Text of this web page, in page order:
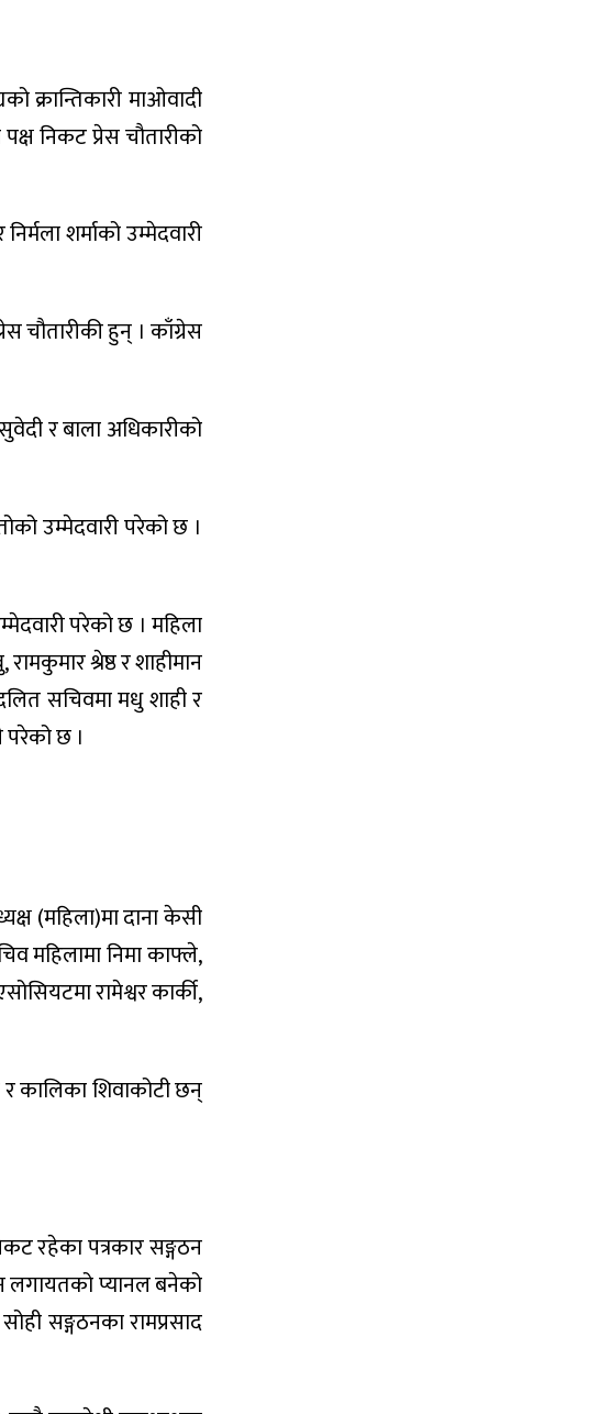
क्रान्तिकारी माओवादी
निकट प्रेस चौतारीको
शर्माको उम्मेदवारी
चौतारीकी हुन् । काँग्रेस
र बाला अधिकारीको
उम्मेदवारी परेको छ ।
परेको छ । महिला
श्रेष्ठ र शाहीमान
सचिवमा मधु शाही र
परेको छ ।
(महिला)मा दाना केसी
महिलामा निमा काफ्ले,
रामेश्वर कार्की,
कालिका शिवाकोटी छन्
रहेका पत्रकार सङ्गठन
लगायतको प्यानल बनेको
सङ्गठनका रामप्रसाद